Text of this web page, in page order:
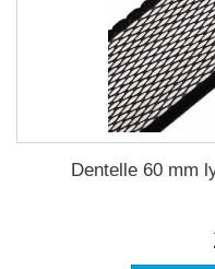
Dentelle 60 mm